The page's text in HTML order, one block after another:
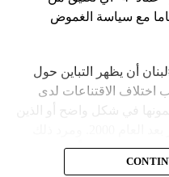
مع سياسة الغموض
أن يظهر التباين حول
اختلاف الاقتناعات لدى
في شكل واضح أو الذين
لم تكن يوماً محط
المؤمنة بالصراع ضد